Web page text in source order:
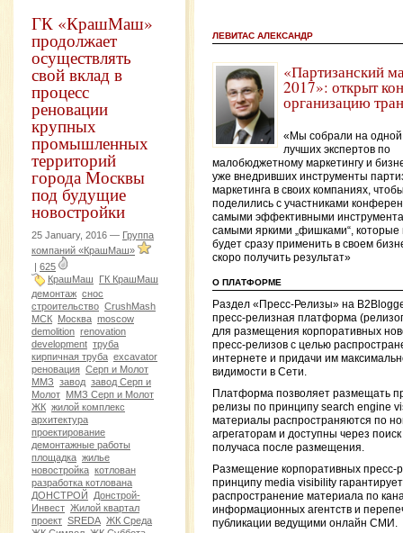
ГК «КрашМаш»
продолжает
осуществлять
свой вклад в
процесс
реновации
крупных
промышленных
территорий
города Москвы
под будущие
новостройки
25 January, 2016 — Группа
компаний «КрашМаш»
| 625
КрашМаш
ГК КрашМаш
демонтаж снос
строительство CrushMash
МСК Москва moscow
demolition renovation
development труба
кирпичная труба excavator
реновация Серп и Молот
ММЗ завод завод Серп и
Молот ММЗ Серп и Молот
ЖК жилой комплекс
архитектура
проектирование
демонтажные работы
площадка жилье
новостройка котлован
разработка котлована
ДОНСТРОЙ
Донстрой-
Инвест Жилой квартал
проект SREDA ЖК Среда
ЛЕВИТАС АЛЕКСАНДР
«Партизанский
2017»: открыт
организацию
«Мы собрали на одной
лучших экспертов по
малобюджетному маркетингу и
уже внедривших инструменты
маркетинга в своих компаниях,
поделились с участниками
самыми эффективными
самыми яркими „фишками“, которые
будет сразу применить в своем
скоро получить результат»
О ПЛАТФОРМЕ
Раздел «Пресс-Релизы» на
пресс-релизная платформа
для размещения корпоративных
пресс-релизов с целью
интернете и придачи им
видимости в Сети.
Платформа позволяет размещать
релизы по принципу search engine
материалы распространяются по
агрегаторам и доступны через
получаса после размещения.
Размещение корпоративных пресс-
принципу media visibility гарантирует
распространение материала по
информационных агентств и
публикации ведущими онлайн СМИ.